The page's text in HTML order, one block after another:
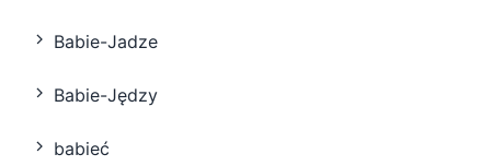
Babie-Jadze
Babie-Jędzy
babieć